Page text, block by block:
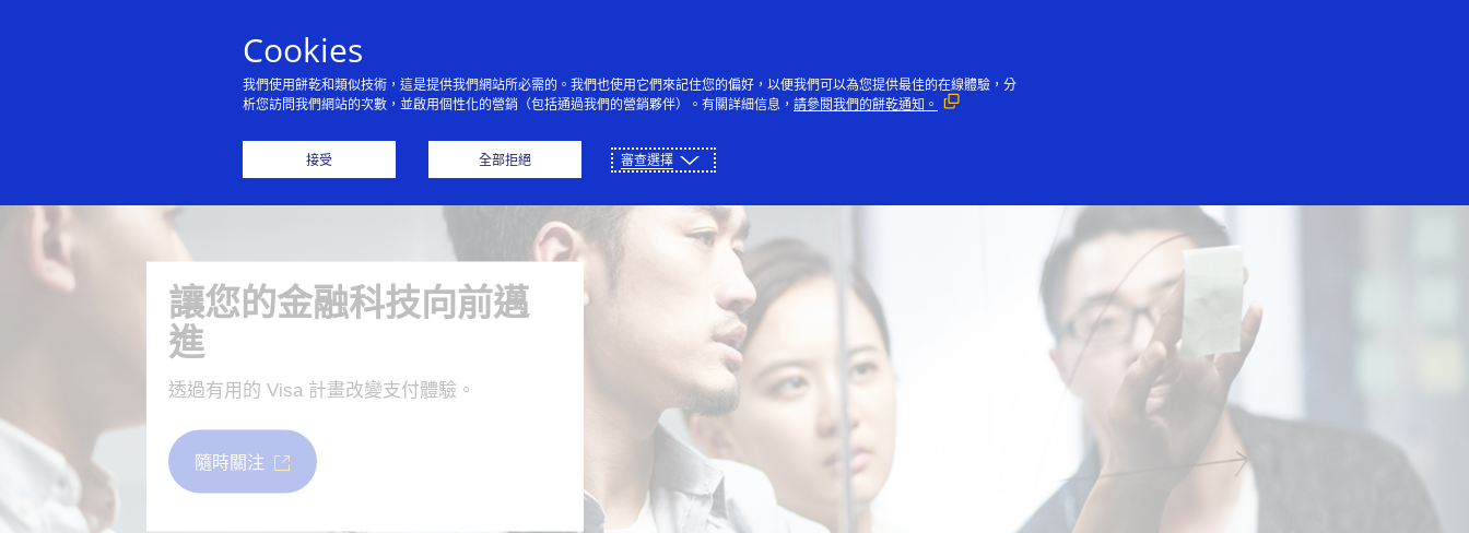
個人 企業 創新者 大眾
讓您的金融科技向前邁
進
透過有用的 Visa 計畫改變支付體驗。
隨時關注
Cookies
我們使用餅乾和類似技術，這是提供我們網站所必需的。我們也使用它們來記住您的偏好，以便我們可以為您提供最佳的在線體驗，分
析您訪問我們網站的次數，並啟用個性化的營銷（包括通過我們的營銷夥伴）。有關詳細信息， 請參閱我們的餅乾通知。
接受 全部拒絕 審查選擇